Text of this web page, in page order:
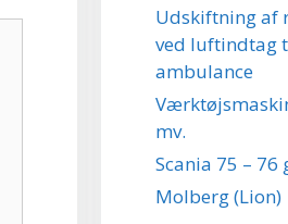
Udskiftning af
ved luftindtag
ambulance
mv.
Scania 75 –
Molberg (Lion)